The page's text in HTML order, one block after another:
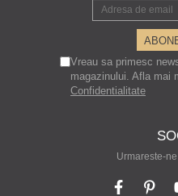
Vreau sa primesc
magazinului. Afla mai
Confidentialitate
Urmareste-